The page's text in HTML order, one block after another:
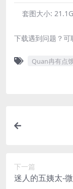
套图大小: 21.1G
下载遇到问题？
Quan冉有点
下一篇
迷人的五姨太-